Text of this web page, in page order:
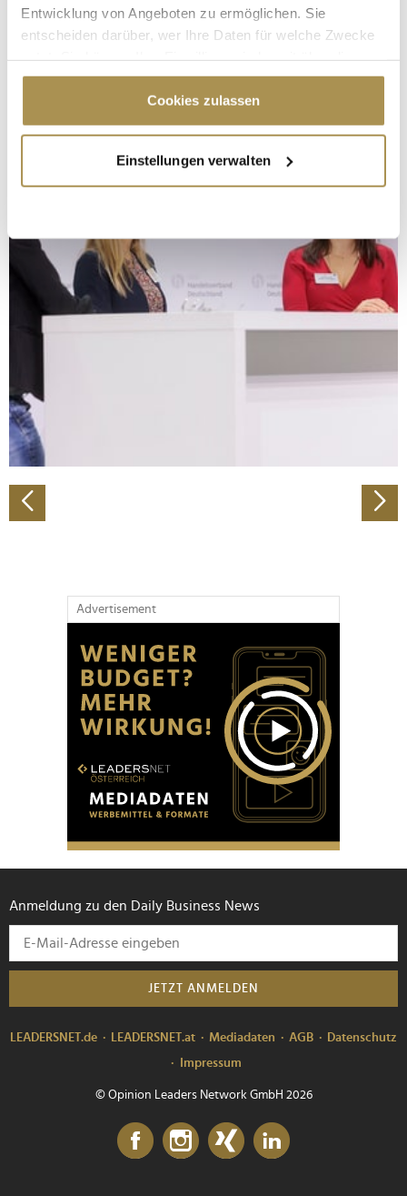
Entwicklung von Angeboten zu ermöglichen. Sie
entscheiden darüber, wer Ihre Daten für welche Zwecke
Cookie-Erklärung oder durch Klicken auf das Privacy
Trigger Symbol ändern oder widerrufen
Informationen über Ihre geografische Lage
erfassen, welche bis auf einige Meter genau sein
bestimmten Merkmalen (Fingerprinting) identifizieren
Erfahren Sie mehr darüber, wie Ihre persönlichen Daten
verarbeitet werden, und legen Sie Ihre Präferenzen im
personalisieren, Funktionen für soziale Medien anbieten
zu können und die Zugriffe auf unsere Website zu
analysieren. Außerdem geben wir Informationen zu Ihrer
Verwendung unserer Website an unsere Partner für
Partner führen diese Informationen möglicherweise mit
weiteren Daten zusammen, die Sie ihnen bereitgestellt
Cookies zulassen
Einstellungen verwalten
Advertisement
Anmeldung zu den Daily Business News
JETZT ANMELDEN
LEADERSNET.de LEADERSNET.at Mediadaten AGB
Datenschutz
Impressum
© Opinion Leaders Network GmbH 2026